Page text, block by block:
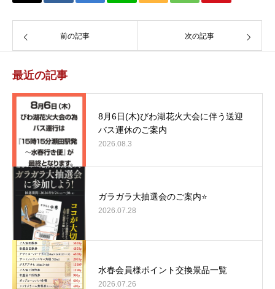
前の記事 次の記事
最近の記事
8月6日(木)びわ湖花火大会に伴う送迎
バス運休のご案内
2026.08.3
ガラガラ大抽選会のご案内⭐
2026.07.28
水春会員様ポイント交換景品一覧
2026.07.26